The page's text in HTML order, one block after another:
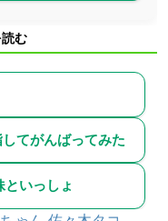
む
てがんばってみた
いっしょ